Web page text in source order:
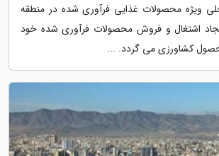
ویژه محصولات غذایی فرآوری شده در منطقه
اشتغال و فروش محصولات فرآوری شده خود
کشاورزی می گردد. ...